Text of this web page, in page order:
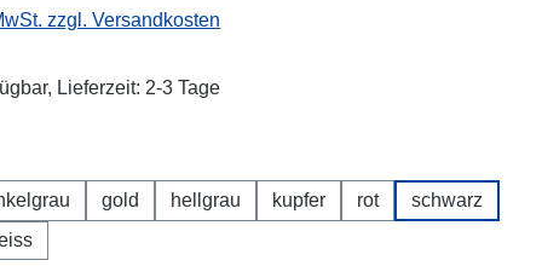
zzgl. Versandkosten
Lieferzeit: 2-3 Tage
gold hellgrau kupfer rot
schwarz